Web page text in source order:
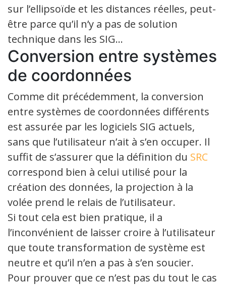
sur l’ellipsoïde et les distances réelles, peut-
être parce qu’il n’y a pas de solution
technique dans les SIG…
Conversion entre systèmes
de coordonnées
Comme dit précédemment, la conversion
entre systèmes de coordonnées différents
est assurée par les logiciels SIG actuels,
sans que l’utilisateur n’ait à s’en occuper. Il
suffit de s’assurer que la définition du SRC
correspond bien à celui utilisé pour la
création des données, la projection à la
volée prend le relais de l’utilisateur.
Si tout cela est bien pratique, il a
l’inconvénient de laisser croire à l’utilisateur
que toute transformation de système est
neutre et qu’il n’en a pas à s’en soucier.
Pour prouver que ce n’est pas du tout le cas